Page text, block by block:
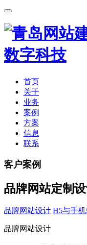
首页
关于
业务
案例
方案
信息
联系
客户案例
品牌网站定制
品牌网站设计 H5与手
品牌网站设计